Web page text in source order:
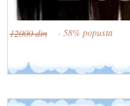
12000 din · 58% popusta